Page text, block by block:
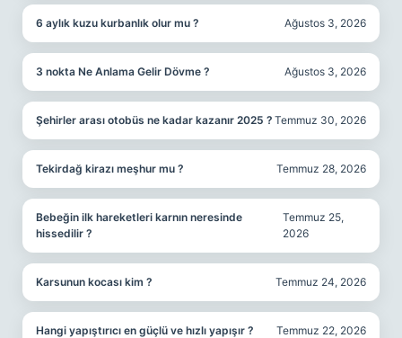
6 aylık kuzu kurbanlık olur mu ? Ağustos 3, 2026
3 nokta Ne Anlama Gelir Dövme ? Ağustos 3, 2026
Şehirler arası otobüs ne kadar kazanır 2025 ? Temmuz 30, 2026
Tekirdağ kirazı meşhur mu ? Temmuz 28, 2026
Bebeğin ilk hareketleri karnın neresinde
hissedilir ?
Temmuz 25,
2026
Karsunun kocası kim ? Temmuz 24, 2026
Hangi yapıştırıcı en güçlü ve hızlı yapışır ? Temmuz 22, 2026